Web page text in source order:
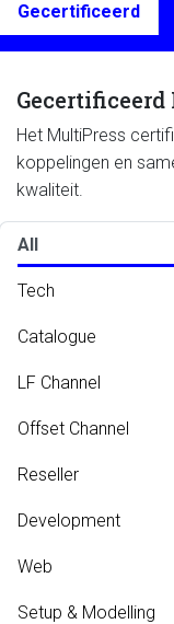
Gecertificeerd
Gecertificeerd
Het MultiPress
koppelingen en
kwaliteit.
All
Tech
Catalogue
LF Channel
Offset Channel
Reseller
Development
Web
Setup & Modelling